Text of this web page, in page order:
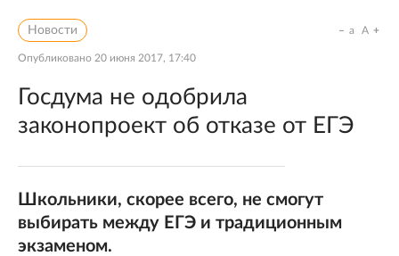
Новости
Опубликовано 20 июня 2017, 17:40
a A
Госдума не одобрила
законопроект об отказе от ЕГЭ
Школьники, скорее всего, не смогут
выбирать между ЕГЭ и традиционным
экзаменом.